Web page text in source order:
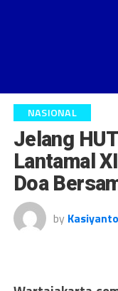
NASIONAL
Jelang
Lantamal
Doa
by